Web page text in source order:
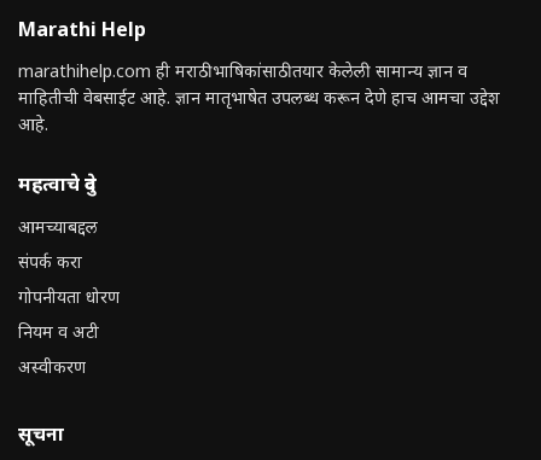
Marathi Help
marathihelp.com ही मराठी भाषिकांसाठी तयार केलेली सामान्य ज्ञान व
माहितीची वेबसाईट आहे. ज्ञान मातृभाषेत उपलब्ध करून देणे हाच आमचा उद्देश
आहे.
महत्वाचे दुवे
आमच्याबद्दल
संपर्क करा
गोपनीयता धोरण
नियम व अटी
अस्वीकरण
सूचना